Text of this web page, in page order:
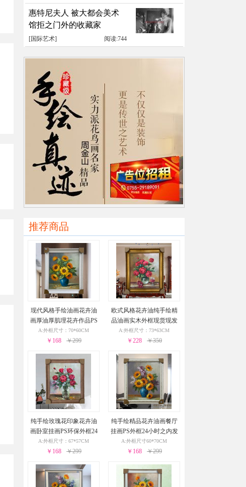
惠特尼夫人 被大都会美术
馆拒之门外的收藏家
[国际艺术] 阅读:744
推荐商品
现代风格手绘油画花卉油
画厚油厚肌理花卉作品PS
环保外框现货现发24小时
之内发货
A:外框尺寸：70*60CM
￥168 ￥299
欧式风格花卉油纯手绘精
品油画实木外框现货现发
葡萄花瓶与酒杯24小时之
内发货
A:外框尺寸：73*63CM
￥228 ￥350
纯手绘玫瑰花印象花卉油
画卧室挂画PS环保外框24
小时之内发货
A:外框尺寸：67*57CM
￥168 ￥299
纯手绘精品花卉油画餐厅
挂画PS外框24小时之内发
货
A:外框尺寸60*70CM
￥168 ￥299